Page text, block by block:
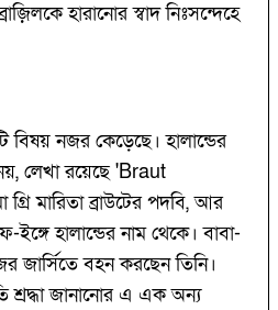
হারানোর স্বাদ নিঃসন্দেহে
নজর কেড়েছে। হালান্ডের
লেখা রয়েছে 'Braut
মারিতা ব্রাউটের পদবি, আর
হালান্ডের নাম থেকে। বাবা-
জার্সিতে বহন করছেন তিনি।
শ্রদ্ধা জানানোর এ এক অন্য